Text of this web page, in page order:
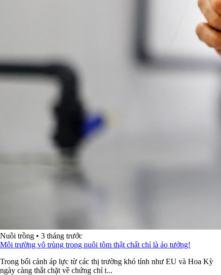
Nuôi trồng • 3 tháng trước
Môi trường vô trùng trong nuôi tôm thật chất chỉ là ảo tưởng!
Trong bối cảnh áp lực từ các thị trường khó tính như EU và Hoa Kỳ
ngày càng thắt chặt về chứng chỉ t...